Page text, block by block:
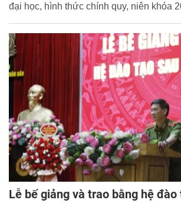
đại học, hình thức chính quy, niên khóa
Lễ bế giảng và trao bằng hệ